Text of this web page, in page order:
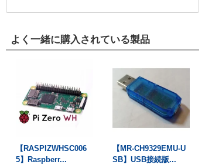
よく一緒に購入されている製品
【RASPIZWHSC006
5】Raspberr...
【MR-CH9329EMU-U
SB】USB接続版...